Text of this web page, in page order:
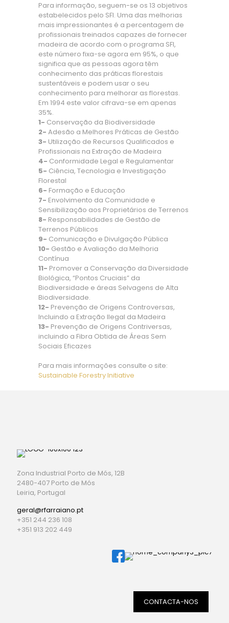
Para informação, seguem-se os 13 objetivos
estabelecidos pelo SFI. Uma das melhorias
mais impressionantes é a percentagem de
profissionais treinados capazes de fornecer
madeira de acordo com o programa SFI,
este número fixa-se agora em 95%, o que
significa que as pessoas agora têm
conhecimento das práticas florestais
sustentáveis e podem usar o seu
conhecimento para melhorar as florestas.
Em 1994 este valor cifrava-se em apenas
35%.
1- Conservação da Biodiversidade
2- Adesão a Melhores Práticas de Gestão
3- Utilização de Recursos Qualificados e
Profissionais na Extração de Madeira
4- Conformidade Legal e Regulamentar
5- Ciência, Tecnologia e Investigação
Florestal
6- Formação e Educação
7- Envolvimento da Comunidade e
Sensibilização aos Proprietários de Terrenos
8- Responsabilidades de Gestão de
Terrenos Públicos
9- Comunicação e Divulgação Pública
10- Gestão e Avaliação da Melhoria
Contínua
11- Promover a Conservação da Diversidade
Biológica, “Pontos Cruciais” da
Biodiversidade e áreas Selvagens de Alta
Biodiversidade.
12- Prevenção de Origens Controversas,
Incluindo a Extração Ilegal da Madeira
13- Prevenção de Origens Contriversas,
incluindo a Fibra Obtida de Áreas Sem
Sociais Eficazes
Para mais informações consulte o site:
Sustainable Forestry Initiative
Zona Industrial Porto de Mós, 12B
2480-407 Porto de Mós
Leiria, Portugal
geral@rfarraiano.pt
+351 244 236 108
+351 913 202 449
CONTACTA-NOS